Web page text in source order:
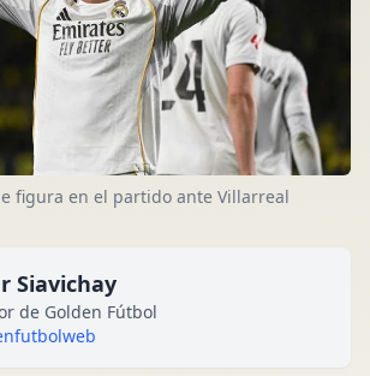
figura en el partido ante Villarreal
Siavichay
de Golden Fútbol